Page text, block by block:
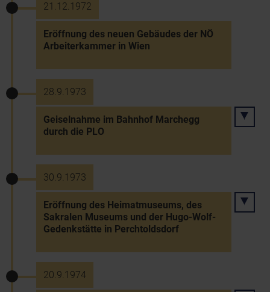
21.12.1972
Eröffnung des neuen Gebäudes der NÖ
Arbeiterkammer in Wien
28.9.1973
Geiselnahme im Bahnhof Marchegg
durch die PLO
30.9.1973
Eröffnung des Heimatmuseums, des
Sakralen Museums und der Hugo-Wolf-
Gedenkstätte in Perchtoldsdorf
20.9.1974